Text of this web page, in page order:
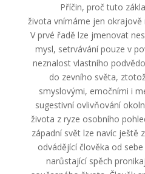
Příčin, proč tuto
života vnímáme jen okrajově
V prvé řadě lze jmenovat
mysl, setrvávání pouze v
neznalost vlastního
do zevního světa,
smyslovými, emočními i
sugestivní ovlivňování
života z ryze osobního
západní svět lze navíc ještě
odvádějící člověka od
narůstající spěch